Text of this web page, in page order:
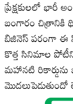
ప్రేక్షకులలో భారీ
బంగారం చిత్రానికి
బిజినెస్ పరంగా ఈ
కొత్త సినిమాల
మహానటి రికార్డును